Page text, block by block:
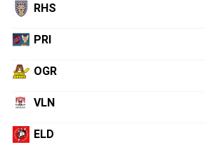
RHS
PRI
OGR
VLN
ELD